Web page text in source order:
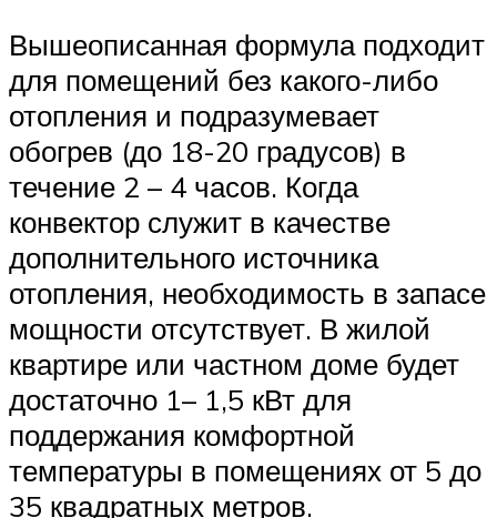
Вышеописанная формула подходит
для помещений без какого-либо
отопления и подразумевает
обогрев (до 18-20 градусов) в
течение 2 – 4 часов. Когда
конвектор служит в качестве
дополнительного источника
отопления, необходимость в запасе
мощности отсутствует. В жилой
квартире или частном доме будет
достаточно 1– 1,5 кВт для
поддержания комфортной
температуры в помещениях от 5 до
35 квадратных метров.